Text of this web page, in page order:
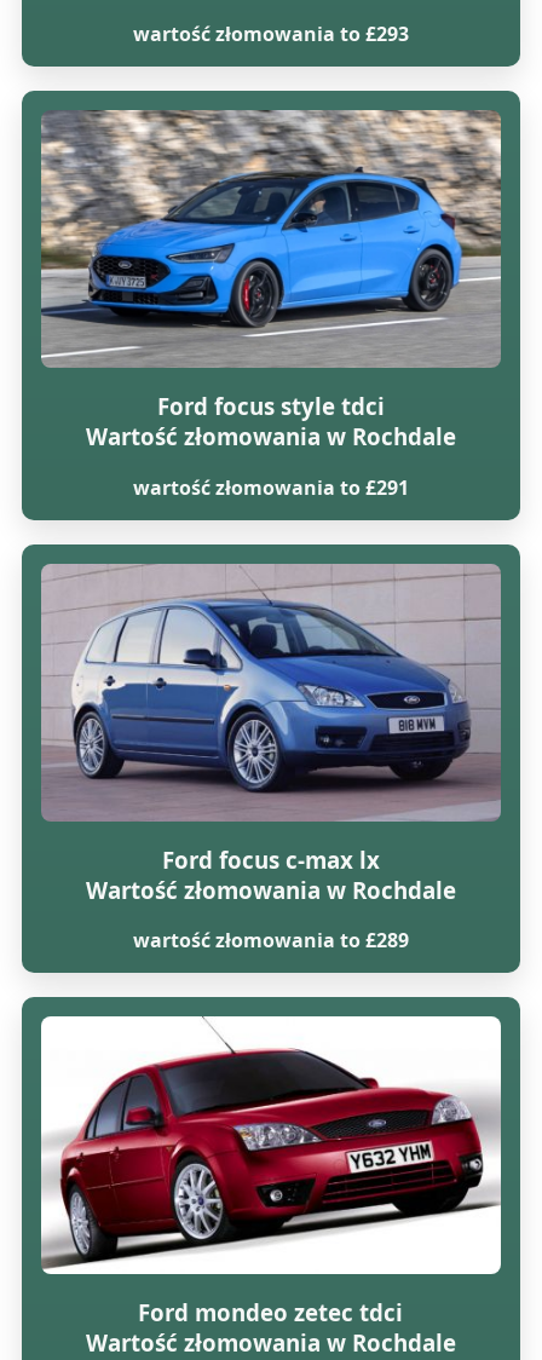
wartość złomowania to £293
Ford focus style tdci
Wartość złomowania w Rochdale
wartość złomowania to £291
Ford focus c-max lx
Wartość złomowania w Rochdale
wartość złomowania to £289
Ford mondeo zetec tdci
Wartość złomowania w Rochdale